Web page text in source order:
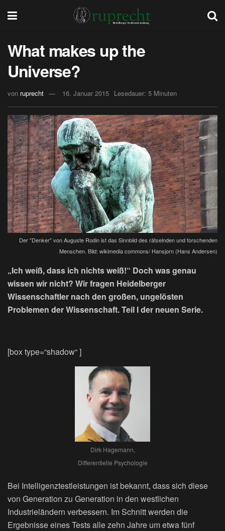
What makes up the
Universe?
von ruprecht 16. Januar 2015 Lesedauer: 5 Minuten
Der "Denker" von Auguste Rodin ist das Sinnbild des rätselnden und forschenden
Menschen. Bild: wikimedia commons/ Hansjorn (Hans Andersen)
„Ich weiß, dass ich nichts weiß!“ Doch was genau
wissen wir nicht? Wir fragen Heidelberger
Wissenschaftler nach den großen, ungelösten
Problemen der Wissenschaft. Teil I der neuen Serie.
[box type=“shadow“ ]
Dirk Hagemann,
Differentielle Psychologie
Bei Intelligenztestleistungen ist bekannt, dass sich diese
von Generation zu Generation in den westlichen
Industrieländern verbessern. Im Schnitt werden die
Ergebnisse eines Tests alle zehn Jahre um etwa fünf